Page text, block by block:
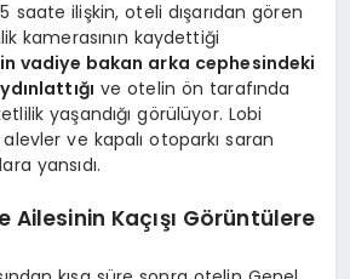
saate ilişkin, oteli dışarıdan gören
kamerasının kaydettiği
vadiye bakan arka cephesindeki
ve otelin ön tarafında
yaşandığı görülüyor. Lobi
ve kapalı otoparkı saran
yansıdı.
Ailesinin Kaçışı Görüntülere